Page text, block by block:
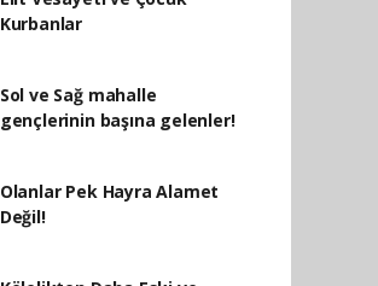
Kurbanlar
Sol ve Sağ mahalle
gençlerinin başına gelenler!
Olanlar Pek Hayra Alamet
Değil!